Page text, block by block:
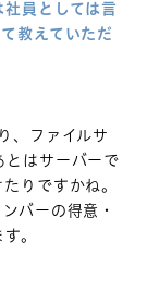
員としては言
教えていただ
、ファイルサ
とはサーバーで
りですかね。
バーの得意・
。